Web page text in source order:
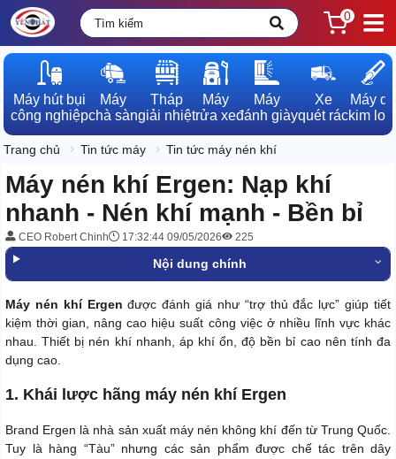
0
Máy hút bụi
công nghiệp
Máy
chà sàn
Tháp
giải nhiệt
Máy
rửa xe
Máy
đánh giày
Xe
quét rác
Máy dò
kim loại
Trang chủ Tin tức máy Tin tức máy nén khí
Máy nén khí Ergen: Nạp khí
nhanh - Nén khí mạnh - Bền bỉ
CEO Robert Chinh 17:32:44 09/05/2026 225
Nội dung chính
Máy nén khí Ergen được đánh giá như “trợ thủ đắc lực” giúp tiết
kiệm thời gian, nâng cao hiệu suất công việc ở nhiều lĩnh vực khác
nhau. Thiết bị nén khí nhanh, áp khí ổn, độ bền bỉ cao nên tính đa
dụng cao.
1. Khái lược hãng máy nén khí Ergen
Brand Ergen là nhà sản xuất máy nén không khí đến từ Trung Quốc.
Tuy là hàng “Tàu” nhưng các sản phẩm được chế tác trên dây